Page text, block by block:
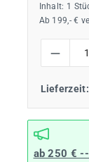
Inhalt: 1
Ab 199,- €
Lieferzeit:
ab 250 €